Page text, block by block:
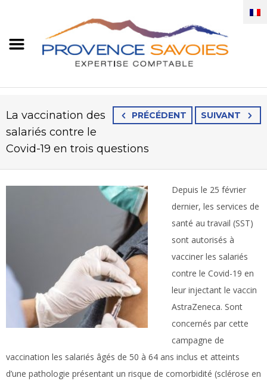
PRÉCÉDENT SUIVANT
La vaccination des
salariés contre le
Covid-19 en trois questions
Depuis le 25 février
dernier, les services de
santé au travail (SST)
sont autorisés à
vacciner les salariés
contre le Covid-19 en
leur injectant le vaccin
AstraZeneca. Sont
concernés par cette
campagne de
vaccination les salariés âgés de 50 à 64 ans inclus et atteints
d’une pathologie présentant un risque de comorbidité (sclérose en